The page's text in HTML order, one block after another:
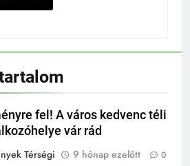
fel! A város kedvenc téli
vár rád
Térségi
9 hónap ezelőtt 0